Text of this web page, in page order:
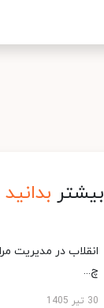
بیشتر بدانید
انقلاب در مدیریت
چ...
30 تیر 1405